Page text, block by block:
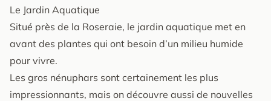
Le Jardin Aquatique
Situé près de la Roseraie, le jardin aquatique met en
avant des plantes qui ont besoin d’un milieu humide
pour vivre.
Les gros nénuphars sont certainement les plus
impressionnants, mais on découvre aussi de nouvelles